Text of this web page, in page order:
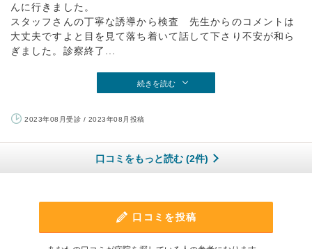
んに行きました。
スタッフさんの丁寧な誘導から検査 先生からのコメントは
大丈夫ですよと目を見て落ち着いて話して下さり不安が和ら
ぎました。診察終了...
続きを読む
2023年08月受診 / 2023年08月投稿
口コミをもっと読む (2件)
口コミを投稿